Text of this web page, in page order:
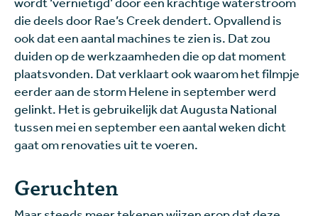
die deels door Rae’s Creek dendert. Opvallend is
ook dat een aantal machines te zien is. Dat zou
duiden op de werkzaamheden die op dat moment
plaatsvonden. Dat verklaart ook waarom het filmpje
eerder aan de storm Helene in september werd
gelinkt. Het is gebruikelijk dat Augusta National
tussen mei en september een aantal weken dicht
gaat om renovaties uit te voeren.
Geruchten